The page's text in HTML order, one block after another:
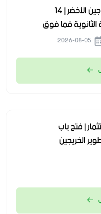
شركة نيوم للهيدروجين الأخضر | 14
فما فوق
| فتح باب
الخريجين